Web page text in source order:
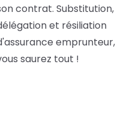
contrat. Substitution,
et résiliation
emprunteur,
saurez tout !